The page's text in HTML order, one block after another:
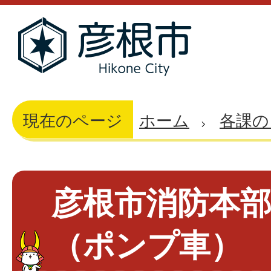
現在のページ ホーム 各課
彦根市消防本
（ポンプ車）